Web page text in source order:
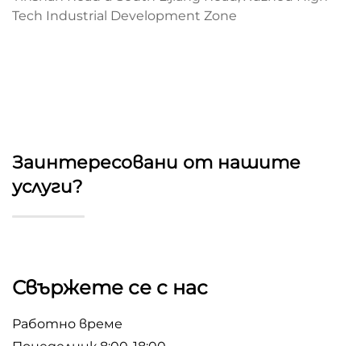
препоръчвам!"
Tech Industrial Development Zone
Заинтересовани от нашите
услуги?
Свържете се с нас
Работно време